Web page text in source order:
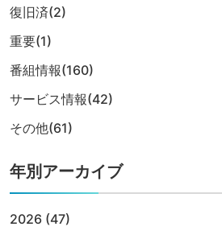
復旧済(2)
重要(1)
番組情報(160)
サービス情報(42)
その他(61)
年別アーカイブ
2026 (47)